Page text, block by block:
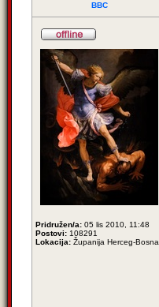
BBC
Pridružen/a: 05 lis 2010, 11:48
Postovi: 108291
Lokacija: Županija Herceg-Bosna